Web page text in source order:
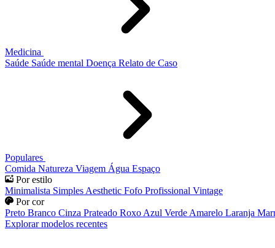
Medicina
Saúde Saúde mental Doença Relato de Caso
Populares
Comida Natureza Viagem Água Espaço
Por estilo
Minimalista Simples Aesthetic Fofo Profissional Vintage
Por cor
Preto Branco Cinza Prateado Roxo Azul Verde Amarelo Laranja
Explorar modelos recentes